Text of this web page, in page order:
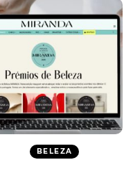
BELEZA